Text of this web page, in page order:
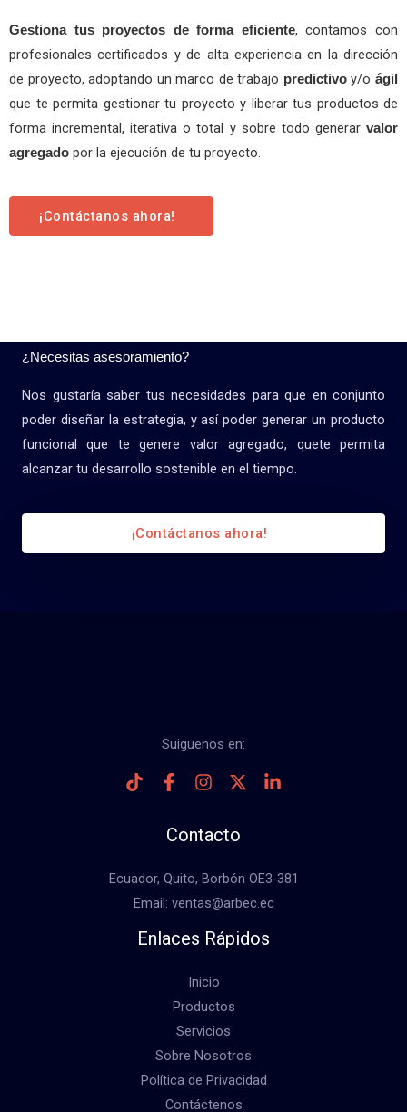
Gestiona tus proyectos de forma eficiente, contamos con
profesionales certificados y de alta experiencia en la dirección
de proyecto, adoptando un marco de trabajo predictivoy/oágil
que te permita gestionar tu proyecto y liberar tus productos de
forma incremental, iterativa o total y sobre todo generar valor
agregado por la ejecución de tu proyecto.
¡Contáctanos ahora!
¿Necesitas asesoramiento?
Nos gustaría saber tus necesidades para que en conjunto
poder diseñar la estrategia, y así poder generar un producto
funcional que te genere valor agregado, quete permita
alcanzar tu desarrollo sostenible en el tiempo.
¡Contáctanos ahora!
Suiguenos en:
Contacto
Ecuador, Quito, Borbón OE3-381
Email: ventas@arbec.ec
Enlaces Rápidos
Inicio
Productos
Servicios
Sobre Nosotros
Política de Privacidad
Contáctenos